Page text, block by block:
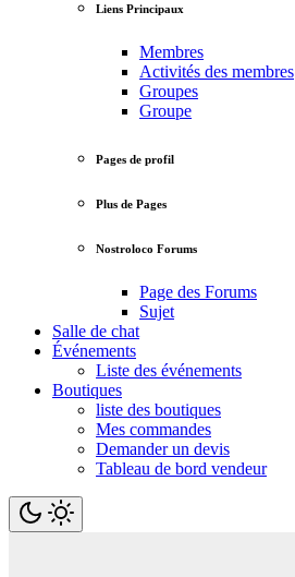
Liens Principaux
Membres
Activités des membres
Groupes
Groupe
Pages de profil
Plus de Pages
Nostroloco Forums
Page des Forums
Sujet
Salle de chat
Événements
Liste des événements
Boutiques
liste des boutiques
Mes commandes
Demander un devis
Tableau de bord vendeur